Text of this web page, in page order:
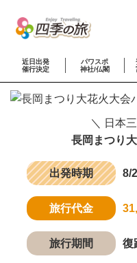
近日出発
催行決定
パワスポ
神社/仏閣
＼ 日本
長岡まつり
出発時期 8/
旅行代金
旅行期間 復